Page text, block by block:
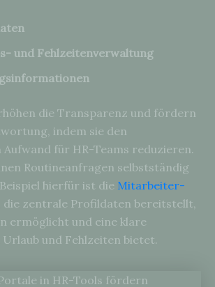
und Fehlzeitenverwaltung
die Transparenz und fördern
indem sie den
für HR-Teams reduzieren.
Routineanfragen selbstständig
hierfür ist die Mitarbeiter-
die zentrale Profildaten bereitstellt,
ermöglicht und eine klare
und Fehlzeiten bietet.